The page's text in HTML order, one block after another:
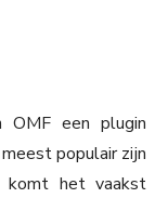
een plugin
populair zijn
komt het vaakst